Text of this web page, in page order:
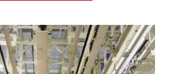
Jalisco